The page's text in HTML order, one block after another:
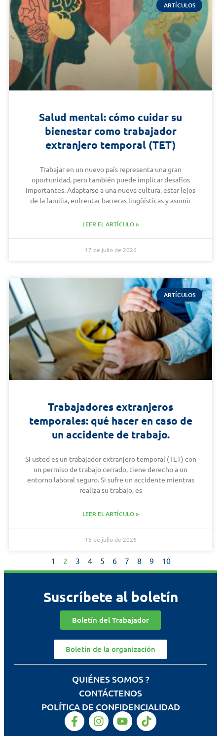
ARTÍCULOS
Salud mental: cómo cuidar su
bienestar como trabajador
extranjero temporal (TET)
Trabajar en un nuevo país representa una gran
oportunidad, pero también puede implicar desafíos
importantes. Adaptarse a una nueva cultura, estar lejos
de la familia, enfrentar barreras lingüísticas y asumir
LEER EL ARTÍCULO »
17 de julio de 2026
ARTÍCULOS
Trabajadores extranjeros
temporales: qué hacer en caso de
un accidente de trabajo.
Si usted es un trabajador extranjero temporal (TET) con
un permiso de trabajo cerrado, tiene derecho a un
entorno laboral seguro. Si sufre un accidente mientras
realiza su trabajo, es
LEER EL ARTÍCULO »
15 de julio de 2026
1 2 3 4 5 6 7 8 9 10
Suscríbete al boletín
Boletín del Trabajador
Boletín de la organización
QUIÉNES SOMOS ?
CONTÁCTENOS
POLÍTICA DE CONFIDENCIALIDAD